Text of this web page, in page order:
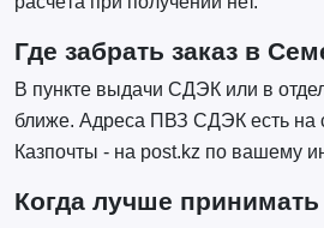
Где забрать заказ в
В пункте выдачи СДЭК или в
ближе. Адреса ПВЗ СДЭК есть на
Казпочты - на post.kz по вашему
Когда лучше